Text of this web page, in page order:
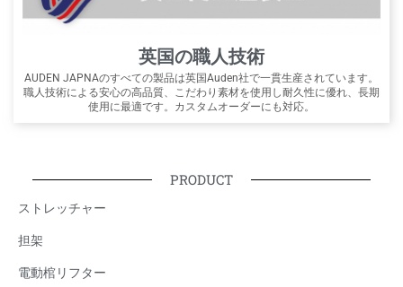
英国の職人技術
AUDEN JAPNAのすべての製品は英国Auden社で一貫生産されています。
職人技術による安心の高品質、こだわり素材を使用し耐久性に優れ、長期
使用に最適です。カスタムオーダーにも対応。
PRODUCT
ストレッチャー
担架
電動棺リフター